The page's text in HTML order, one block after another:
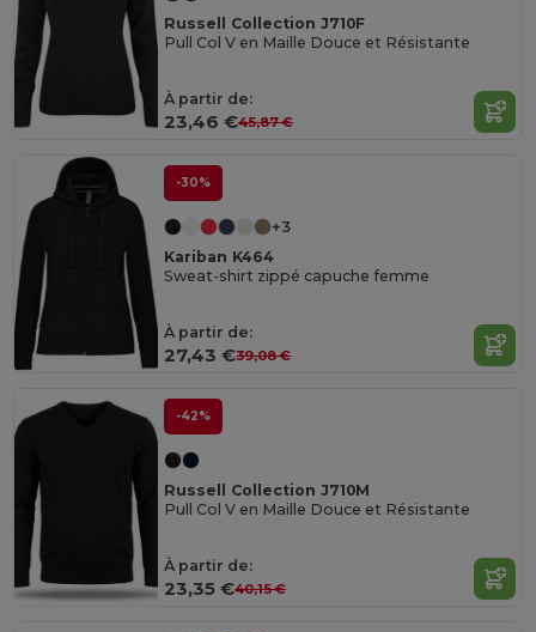
Russell Collection J710F
Pull Col V en Maille Douce et Résistante
À partir de:
23,46 €45,87 €
-30%
+3
Kariban K464
Sweat-shirt zippé capuche femme
À partir de:
27,43 €39,08 €
-42%
Russell Collection J710M
Pull Col V en Maille Douce et Résistante
À partir de:
23,35 €40,15 €